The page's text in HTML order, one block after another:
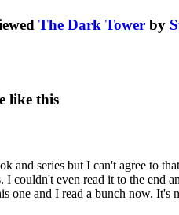
The Dark Tower by
like this
and series but I can't agree to
I couldn't even read it to the end
one and I read a bunch now.